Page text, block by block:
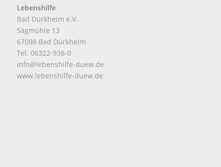
Lebenshilfe
Bad Dürkheim e.V.
Sägmühle 13
67098 Bad Dürkheim
Tel. 06322-938-0
info@lebenshilfe-duew.de
www.lebenshilfe-duew.de